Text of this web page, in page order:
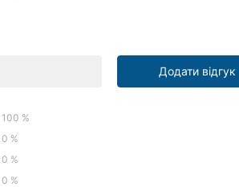
Додати відгук
100 %
0 %
0 %
0 %